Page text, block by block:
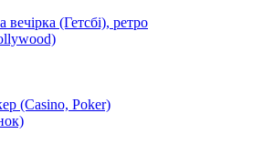
вечірка (Гетсбі), ретро
(Casino, Poker)